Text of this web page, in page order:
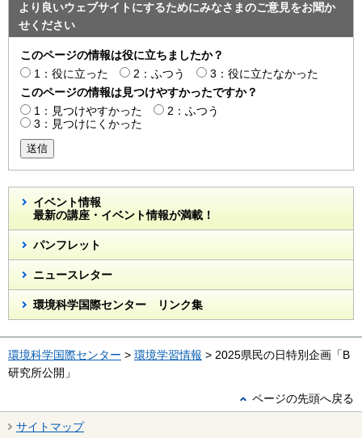
より良いウェブサイトにするためにみなさまのご意見をお聞か
せください
このページの情報は役に立ちましたか？
1：役に立った
2：ふつう
3：役に立たなかった
このページの情報は見つけやすかったですか？
1：見つけやすかった
2：ふつう
3：見つけにくかった
送信
イベント情報
最新の講座・イベント情報が満載！
パンフレット
ニュースレター
環境科学国際センター リンク集
環境科学国際センター > 環境学習情報 > 2025県民の日特別企画「B
研究所公開」
ページの先頭へ戻る
サイトマップ